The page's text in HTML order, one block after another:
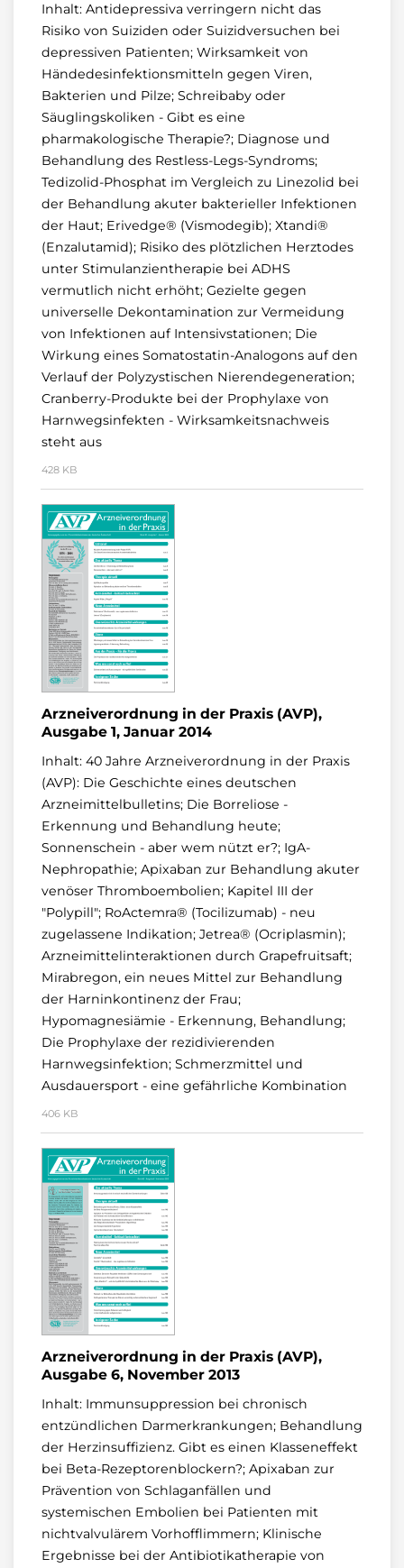
Inhalt: Antidepressiva verringern nicht das
Risiko von Suiziden oder Suizidversuchen bei
depressiven Patienten; Wirksamkeit von
Händedesinfektionsmitteln gegen Viren,
Bakterien und Pilze; Schreibaby oder
Säuglingskoliken - Gibt es eine
pharmakologische Therapie?; Diagnose und
Behandlung des Restless-Legs-Syndroms;
Tedizolid-Phosphat im Vergleich zu Linezolid bei
der Behandlung akuter bakterieller Infektionen
der Haut; Erivedge® (Vismodegib); Xtandi®
(Enzalutamid); Risiko des plötzlichen Herztodes
unter Stimulanzientherapie bei ADHS
vermutlich nicht erhöht; Gezielte gegen
universelle Dekontamination zur Vermeidung
von Infektionen auf Intensivstationen; Die
Wirkung eines Somatostatin-Analogons auf den
Verlauf der Polyzystischen Nierendegeneration;
Cranberry-Produkte bei der Prophylaxe von
Harnwegsinfekten - Wirksamkeitsnachweis
steht aus
428 KB
Arzneiverordnung in der Praxis (AVP),
Ausgabe 1, Januar 2014
Inhalt: 40 Jahre Arzneiverordnung in der Praxis
(AVP): Die Geschichte eines deutschen
Arzneimittelbulletins; Die Borreliose -
Erkennung und Behandlung heute;
Sonnenschein - aber wem nützt er?; IgA-
Nephropathie; Apixaban zur Behandlung akuter
venöser Thromboembolien; Kapitel III der
"Polypill"; RoActemra® (Tocilizumab) - neu
zugelassene Indikation; Jetrea® (Ocriplasmin);
Arzneimittelinteraktionen durch Grapefruitsaft;
Mirabregon, ein neues Mittel zur Behandlung
der Harninkontinenz der Frau;
Hypomagnesiämie - Erkennung, Behandlung;
Die Prophylaxe der rezidivierenden
Harnwegsinfektion; Schmerzmittel und
Ausdauersport - eine gefährliche Kombination
406 KB
Arzneiverordnung in der Praxis (AVP),
Ausgabe 6, November 2013
Inhalt: Immunsuppression bei chronisch
entzündlichen Darmerkrankungen; Behandlung
der Herzinsuffizienz. Gibt es einen Klasseneffekt
bei Beta-Rezeptorenblockern?; Apixaban zur
Prävention von Schlaganfällen und
systemischen Embolien bei Patienten mit
nichtvalvulärem Vorhofflimmern; Klinische
Ergebnisse bei der Antibiotikatherapie von